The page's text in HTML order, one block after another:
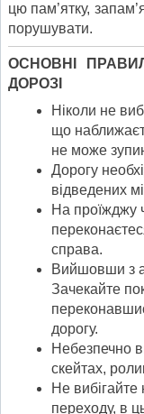
цю пам’ятку,
порушувати.
ОСНОВНІ
ДОРОЗІ
Ніколи не
що
не може
Дорогу
відведених
На проїжджу
справа.
Вийшовши з
Зачекайте
дорогу.
Небезпечно
скейтах,
Не вибігайте
переходу, в